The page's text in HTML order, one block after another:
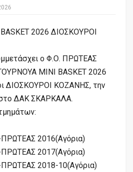
2026 ΔΙΟΣΚΟΥΡΟΙ
ο Φ.Ο. ΠΡΩΤΕΑΣ
ΜΙΝΙ BASKET 2026
ΔΙΟΣΚΟΥΡΟΙ ΚΟΖΑΝΗΣ, την
στο ΔΑΚ ΣΚΑΡΚΑΛΑ.
2016(Αγόρια)
2017(Αγόρια)
2018-10(Αγόρια)